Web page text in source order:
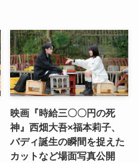
映画『時給三〇〇円の死
神』西畑大吾×福本莉子、
バディ誕生の瞬間を捉えた
カットなど場面写真公開